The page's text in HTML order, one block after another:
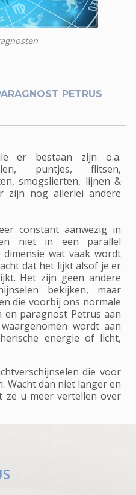
PETRUS
er bestaan zijn o.a.
puntjes, flitsen,
smogslierten, lijnen &
zijn nog allerlei andere
constant aanwezig in
niet in een parallel
wat vaak wordt
dat het lijkt alsof je er
Het zijn geen andere
bekijken, maar
die voorbij ons normale
en paragnost Petrus aan
wordt aan
energie of licht,
die voor
Wacht dan niet langer en
ze u meer vertellen over